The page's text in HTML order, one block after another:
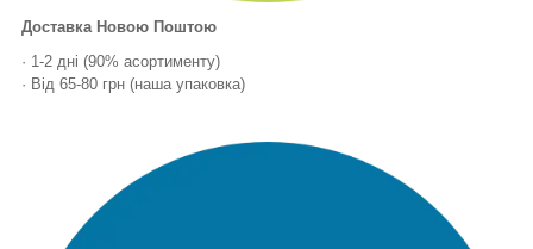
Доставка Новою Поштою
· 1-2 дні (90% асортименту)
· Від 65-80 грн (наша упаковка)